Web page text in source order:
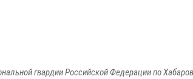
гвардии Российской Федерации по